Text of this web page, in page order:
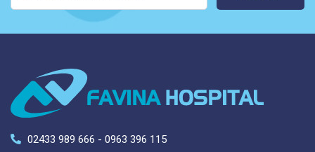
02433 989 666 - 0963 396 115